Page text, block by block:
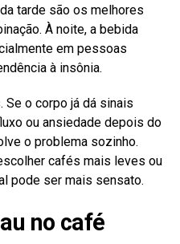
tarde são os melhores
À noite, a bebida
em pessoas
à insônia.
Se o corpo já dá sinais
ou ansiedade depois do
o problema sozinho.
cafés mais leves ou
pode ser mais sensato.
no café